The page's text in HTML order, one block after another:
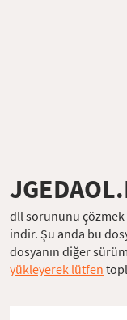
dll sorununu çözmek
indir. Şu anda bu
dosyanın diğer
yükleyerek lütfen